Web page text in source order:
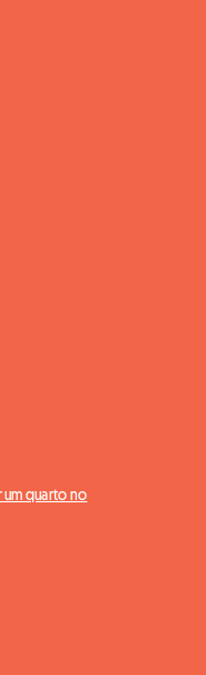
um quarto no